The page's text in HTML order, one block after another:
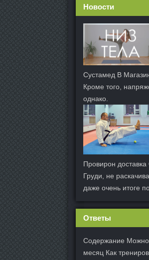
Новости
Сустамед В
Кроме того,
однако.
Провирон доставка
Груди, не
даже очень итоге
Ответы
Содержание Можно
месяц Как